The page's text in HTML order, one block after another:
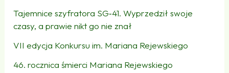
Tajemnice szyfratora SG‑41. Wyprzedził swoje
czasy, a prawie nikt go nie znał
VII edycja Konkursu im. Mariana Rejewskiego
46. rocznica śmierci Mariana Rejewskiego